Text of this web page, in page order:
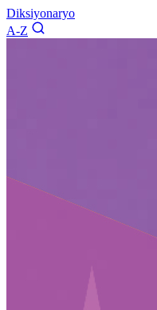
Diksiyonaryo
A-Z